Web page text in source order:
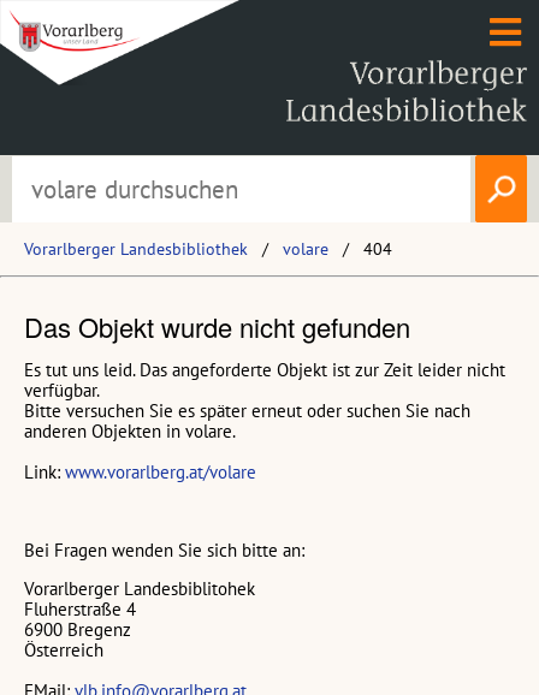
Vorarlberger Landesbibliothek volare 404
Das Objekt wurde nicht gefunden
Es tut uns leid. Das angeforderte Objekt ist zur Zeit leider nicht
verfügbar.
Bitte versuchen Sie es später erneut oder suchen Sie nach
anderen Objekten in volare.
Link: www.vorarlberg.at/volare
Bei Fragen wenden Sie sich bitte an:
Vorarlberger Landesbiblitohek
Fluherstraße 4
6900 Bregenz
Österreich